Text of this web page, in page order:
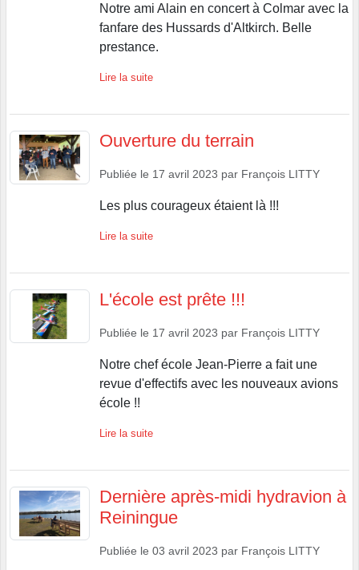
Notre ami Alain en concert à Colmar avec la
fanfare des Hussards d'Altkirch. Belle
prestance.
Lire la suite
Ouverture du terrain
Publiée le 17 avril 2023 par François LITTY
Les plus courageux étaient là !!!
Lire la suite
L'école est prête !!!
Publiée le 17 avril 2023 par François LITTY
Notre chef école Jean-Pierre a fait une
revue d'effectifs avec les nouveaux avions
école !!
Lire la suite
Dernière après-midi hydravion à
Reiningue
Publiée le 03 avril 2023 par François LITTY